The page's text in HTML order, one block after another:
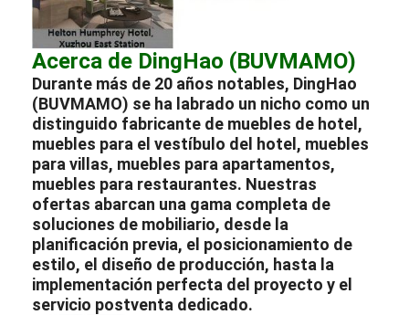
Acerca de DingHao (BUVMAMO)
Durante más de 20 años notables, DingHao
(BUVMAMO) se ha labrado un nicho como un
distinguido fabricante de muebles de hotel ,
muebles para el vestíbulo del hotel , muebles
para villas, muebles para apartamentos,
muebles para restaurantes. Nuestras
ofertas abarcan una gama completa de
soluciones de mobiliario, desde la
planificación previa, el posicionamiento de
estilo, el diseño de producción, hasta la
implementación perfecta del proyecto y el
servicio postventa dedicado.